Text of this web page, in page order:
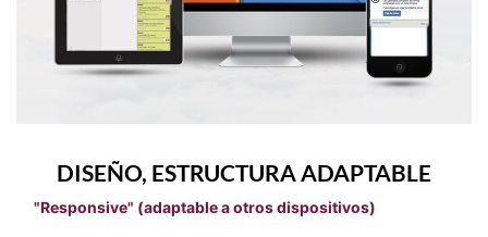
DISEÑO, ESTRUCTURA ADAPTABLE
"Responsive" (adaptable a otros dispositivos)